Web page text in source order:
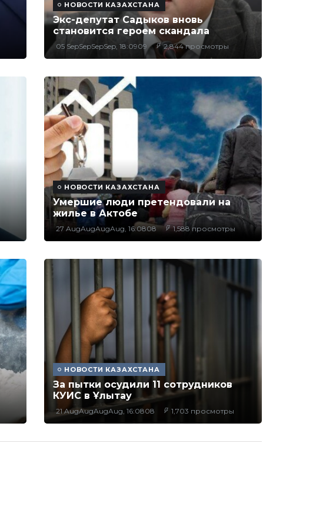
НОВОСТИ КАЗАХСТАНА
Экс-депутат Садыков вновь
становится героем скандала
05 SepSepSepSep, 18:0909 2,844 просмотры
НОВОСТИ КАЗАХСТАНА
Умершие люди претендовали на
жилье в Актобе
27 AugAugAugAug, 16:0808 1,588 просмотры
НОВОСТИ КАЗАХСТАНА
За пытки осудили 11 сотрудников
КУИС в Ұлытау
21 AugAugAugAug, 16:0808 1,703 просмотры